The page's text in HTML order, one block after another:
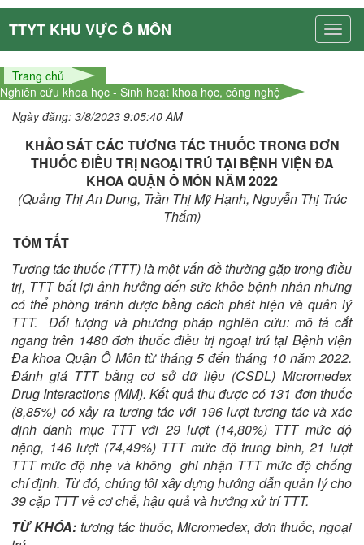
TTYT KHU VỰC Ô MÔN
Trang chủ
Nghiên cứu khoa học - Sinh hoạt khoa học, công nghệ
Ngày đăng: 3/8/2023 9:05:40 AM
KHẢO SÁT CÁC TƯƠNG TÁC THUỐC TRONG ĐƠN
THUỐC ĐIỀU TRỊ NGOẠI TRÚ TẠI BỆNH VIỆN ĐA
KHOA QUẬN Ô MÔN NĂM 2022
(Quảng Thị An Dung, Trần Thị Mỹ Hạnh, Nguyễn Thị Trúc
Thắm)
TÓM TẮT
Tương tác thuốc (TTT) là một vấn đề thường gặp trong điều
trị, TTT bất lợi ảnh hưởng đến sức khỏe bệnh nhân nhưng
có thể phòng tránh được bằng cách phát hiện và quản lý
TTT. Đối tượng và phương pháp nghiên cứu: mô tả cắt
ngang trên 1480 đơn thuốc điều trị ngoại trú tại Bệnh viện
Đa khoa Quận Ô Môn từ tháng 5 đến tháng 10 năm 2022.
Đánh giá TTT bằng cơ sở dữ liệu (CSDL) Micromedex
Drug Interactions (MM). Kết quả thu được có 131 đơn thuốc
(8,85%) có xảy ra tương tác với 196 lượt tương tác và xác
định danh mục TTT với 29 lượt (14,80%) TTT mức độ
nặng, 146 lượt (74,49%) TTT mức độ trung bình, 21 lượt
TTT mức độ nhẹ và không ghi nhận TTT mức độ chống
chí định. Từ đó, chúng tôi xây dựng hướng dẫn quản lý cho
39 cặp TTT về cơ chế, hậu quả và hướng xử trí TTT.
TỪ KHÓA: tương tác thuốc, Micromedex, đơn thuốc, ngoại